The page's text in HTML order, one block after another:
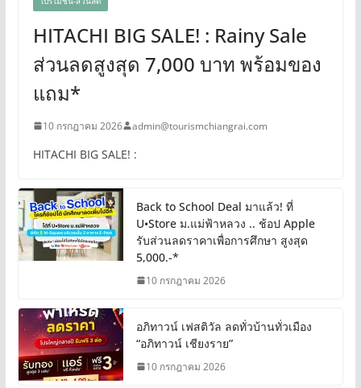
HITACHI BIG SALE! : Rainy Sale
ส่วนลดสูงสุด 7,000 บาท พร้อมของ
แถม*
10 กรกฎาคม 2026 admin@tourismchiangrai.com
HITACHI BIG SALE! :
Back to School Deal มาแล้ว! ที่
U•Store ม.แม่ฟ้าหลวง .. ช้อป Apple
รับส่วนลดราคาเพื่อการศึกษา สูงสุด
5,000.-*
10 กรกฎาคม 2026
อภิทาวน์ เฟสติวัล ลดทั่วบ้านทั่วเมือง
“อภิทาวน์ เชียงราย”
10 กรกฎาคม 2026